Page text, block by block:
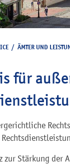
/ ÄMTER UND
für
zur Stärkung der